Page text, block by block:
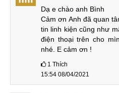
hàng tự test lại mặt kính và
để đảm bảo iPad ở trạng thái
Lắp ráp &
B5: Bàn giao
Dạ e chào anh Bình
Cảm ơn Anh đã quan
tin linh kiện cũng như
điện thoại trên cho
nhé. E cảm ơn !
1 Thích
15:54 08/04/2021